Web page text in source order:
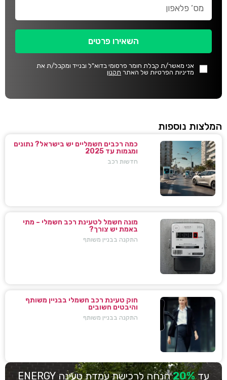
אני מאשר/ת קבלת חומר פרסומי בדוא"ל ובנייד ומקבל/ת את
מדיניות הפרטיות של האתר תקנון
השאירו פרטים
המלצות נוספות
כמה רכבים חשמליים יש בישראל? נתונים
ומגמות עד 2025
חדשות רכב
מונה חשמל לטעינת רכב חשמלי – מתי
באמת יש צורך?
התקנה בבניין משותף
חוק טעינת רכב חשמלי בבניין משותף
והיבטים חשובים
התקנה בבניין משותף
עד20%הנחה לרכישת עמדת טעינה ENERGY